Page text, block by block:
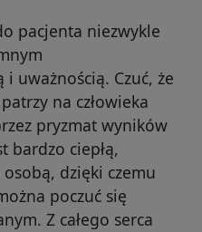
pacjenta niezwykle
uważnością. Czuć, że
na człowieka
pryzmat wyników
bardzo ciepłą,
dzięki czemu
poczuć się
Z całego serca